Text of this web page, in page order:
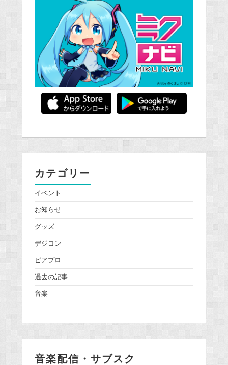
カテゴリー
イベント
お知らせ
グッズ
デジコン
ピアプロ
過去の記事
音楽
音楽配信・サブスク